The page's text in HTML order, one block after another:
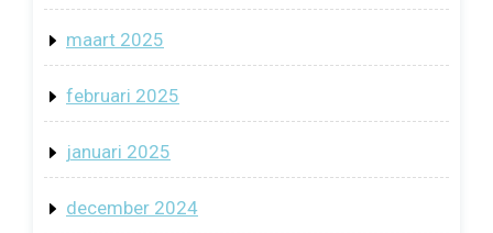
maart 2025
februari 2025
januari 2025
december 2024